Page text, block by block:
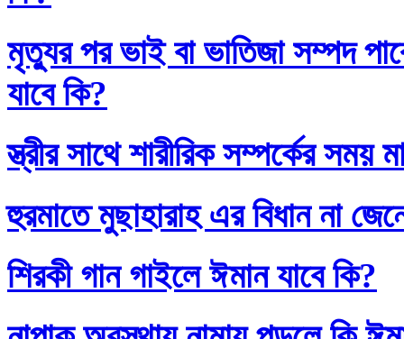
মৃত্যুর পর ভাই বা ভাতিজা সম্পদ
যাবে কি?
স্ত্রীর সাথে শারীরিক সম্পর্কের
হুরমাতে মুছাহারাহ এর বিধান না
শিরকী গান গাইলে ঈমান যাবে কি?